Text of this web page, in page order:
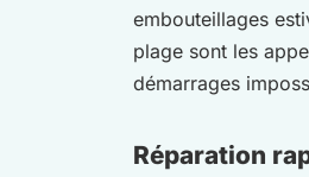
embouteillages
plage sont les
démarrages
Réparation